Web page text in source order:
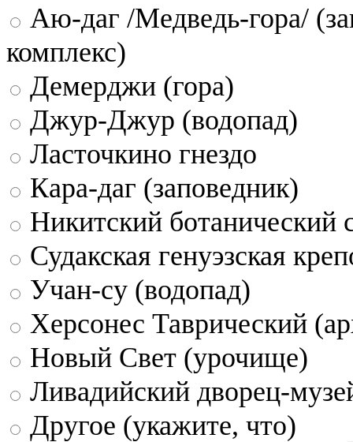
Аю-даг /Медведь-гора/
комплекс)
Демерджи (гора)
Джур-Джур (водопад)
Ласточкино гнездо
Кара-даг (заповедник)
Никитский ботанический
Судакская генуэзская
Учан-су (водопад)
Херсонес Таврический
Новый Свет (урочище)
Ливадийский дворец-
Другое (укажите, что)